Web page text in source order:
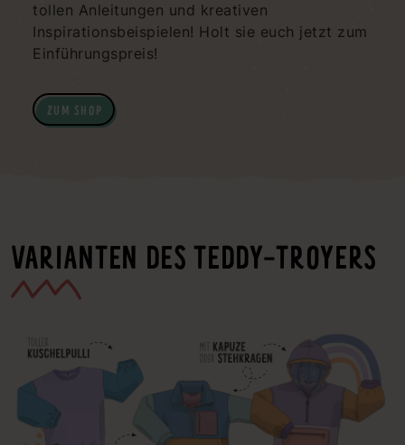
tollen Anleitungen und kreativen
Inspirationsbeispielen! Holt sie euch jetzt zum
Einführungspreis!
ZUM SHOP
VARIANTEN DES TEDDY-TROYERS